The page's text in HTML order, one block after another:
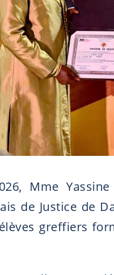
Mme
de Justice de
greffiers